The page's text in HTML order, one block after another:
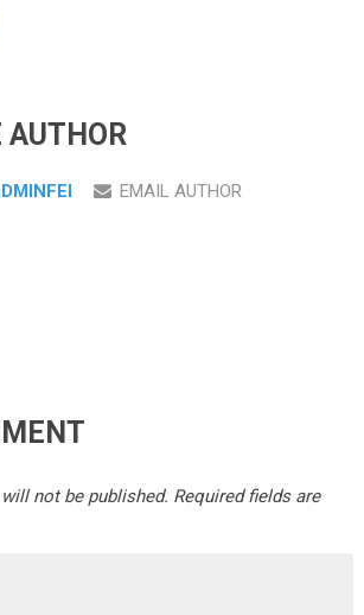
AUTHOR
EMAIL AUTHOR
not be published. Required fields are